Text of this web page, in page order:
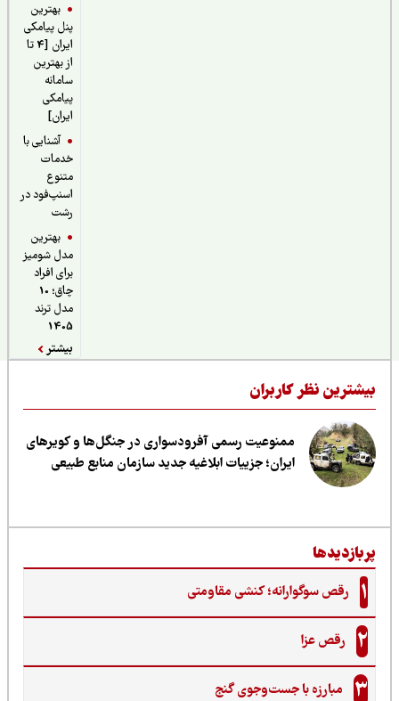
بهترین
پنل پیامکی
ایران [4 تا
از بهترین
سامانه
پیامکی
آشنایی با
خدمات
اسنپ‌فود در
بهترین
مدل شومیز
برای افراد
چاق؛ 10
مدل ترند
نظر کاربران
ممنوعیت رسمی آفرودسواری در جنگل‌ها و کویرهای
ایران؛ جزییات ابلاغیه جدید سازمان منابع طبیعی
رقص سوگوارانه؛ کنشی مقاومتی
رقص عزا
مبارزه با جست‌وجوی گنج‌